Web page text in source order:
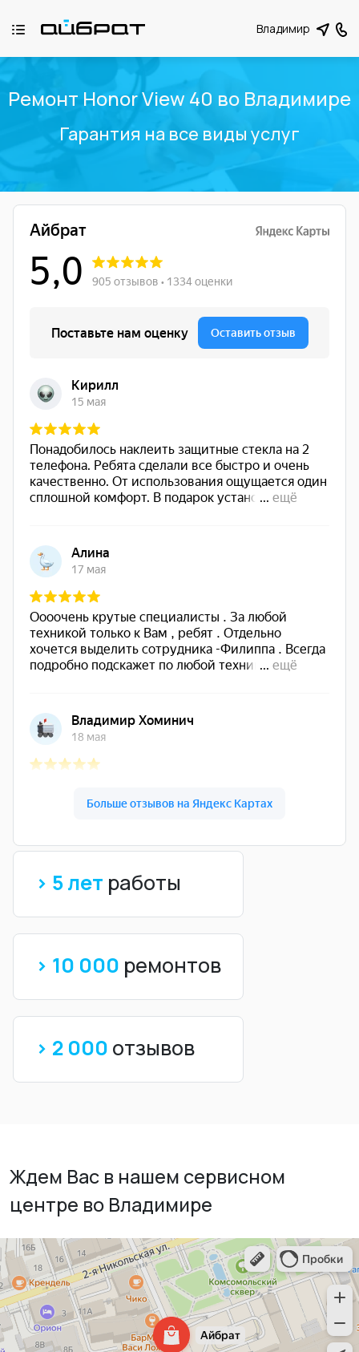
Владимир
Ремонт Honor View 40 во Владимире
Гарантия на все виды услуг
> 5 лет работы
> 10 000 ремонтов
> 2 000 отзывов
Ждем Вас в нашем сервисном
центре во Владимире